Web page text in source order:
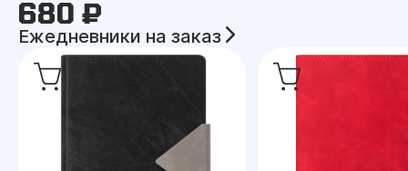
680 ₽
Ежедневники на заказ